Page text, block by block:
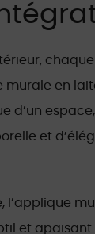
murale en
d’un
et
l’applique
et apaisant.